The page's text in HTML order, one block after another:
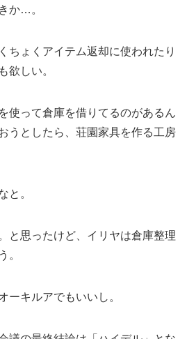
か…。
ちょくアイテム返却に使われたり
欲しい。
使って倉庫を借りてるのがあるん
うとしたら、荘園家具を作る工房
と。
と思ったけど、イリヤは倉庫整理
。
ーキルアでもいいし。